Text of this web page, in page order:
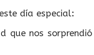
día especial:
nos